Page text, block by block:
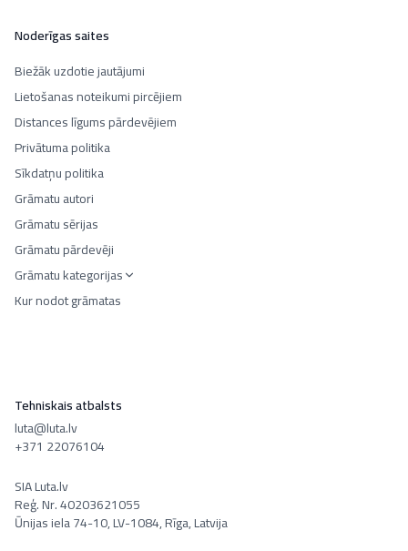
Noderīgas saites
Biežāk uzdotie jautājumi
Lietošanas noteikumi pircējiem
Distances līgums pārdevējiem
Privātuma politika
Sīkdatņu politika
Grāmatu autori
Grāmatu sērijas
Grāmatu pārdevēji
Grāmatu kategorijas
Kur nodot grāmatas
Tehniskais atbalsts
luta@luta.lv
+371 22076104
SIA Luta.lv
Reģ. Nr. 40203621055
Ūnijas iela 74-10, LV-1084, Rīga, Latvija